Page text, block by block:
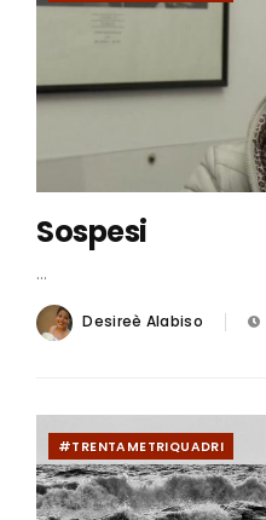
Sospesi
...
Desireè Alabiso
#TRENTAMETRIQUADRI